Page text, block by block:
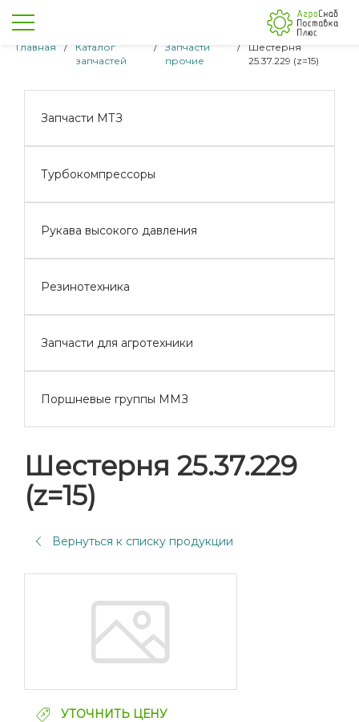
Главная /
Каталог
запчастей
/
Запчасти
прочие
/
Шестерня
25.37.229 (z=15)
Запчасти МТЗ
Турбокомпрессоры
Рукава высокого давления
Резинотехника
Запчасти для агротехники
Поршневые группы ММЗ
Шестерня 25.37.229
(z=15)
Вернуться к списку продукции
УТОЧНИТЬ ЦЕНУ